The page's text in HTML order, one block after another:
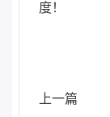
度！
上一篇